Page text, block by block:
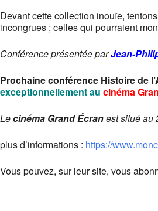
Devant cette collection inouïe,
incongrues ; celles qui pourraient
Conférence présentée parJean-
Prochaine conférence Histoire de
exceptionnellement au cinéma
Lecinéma Grand Écranest situé au
plus d’informations : https://
Vous pouvez, sur leur site, vous